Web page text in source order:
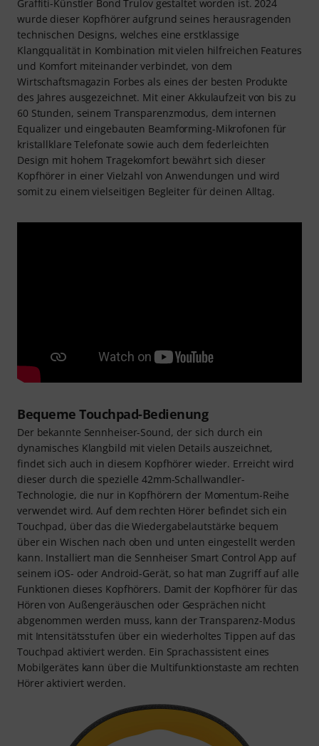
Graffiti-Künstler Bond Trulov gestaltet worden ist. 2024
wurde dieser Kopfhörer aufgrund seines herausragenden
technischen Designs, welches eine erstklassige
Klangqualität in Kombination mit vielen hilfreichen Features
und Komfort miteinander verbindet, von dem
Wirtschaftsmagazin Forbes als eines der besten Produkte
des Jahres ausgezeichnet. Mit einer Akkulaufzeit von bis zu
60 Stunden, seinem Transparenzmodus, dem internen
Equalizer und eingebauten Beamforming-Mikrofonen für
kristallklare Telefonate sowie auch dem federleichten
Design mit hohem Tragekomfort bewährt sich dieser
Kopfhörer in einer Vielzahl von Anwendungen und wird
somit zu einem vielseitigen Begleiter für deinen Alltag.
Bequeme Touchpad-Bedienung
Der bekannte Sennheiser-Sound, der sich durch ein
dynamisches Klangbild mit vielen Details auszeichnet,
findet sich auch in diesem Kopfhörer wieder. Erreicht wird
dieser durch die spezielle 42mm-Schallwandler-
Technologie, die nur in Kopfhörern der Momentum-Reihe
verwendet wird. Auf dem rechten Hörer befindet sich ein
Touchpad, über das die Wiedergabelautstärke bequem
über ein Wischen nach oben und unten eingestellt werden
kann. Installiert man die Sennheiser Smart Control App auf
seinem iOS- oder Android-Gerät, so hat man Zugriff auf alle
Funktionen dieses Kopfhörers. Damit der Kopfhörer für das
Hören von Außengeräuschen oder Gesprächen nicht
abgenommen werden muss, kann der Transparenz-Modus
mit Intensitätsstufen über ein wiederholtes Tippen auf das
Touchpad aktiviert werden. Ein Sprachassistent eines
Mobilgerätes kann über die Multifunktionstaste am rechten
Hörer aktiviert werden.